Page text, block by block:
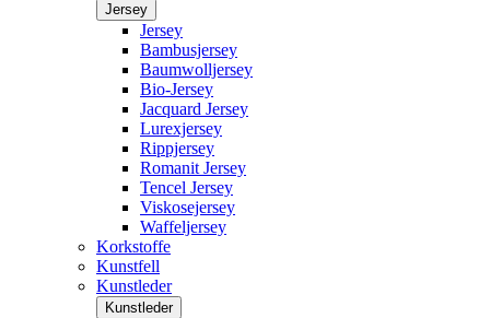
Jersey
Jersey
Bambusjersey
Baumwolljersey
Bio-Jersey
Jacquard Jersey
Lurexjersey
Rippjersey
Romanit Jersey
Tencel Jersey
Viskosejersey
Waffeljersey
Korkstoffe
Kunstfell
Kunstleder
Kunstleder